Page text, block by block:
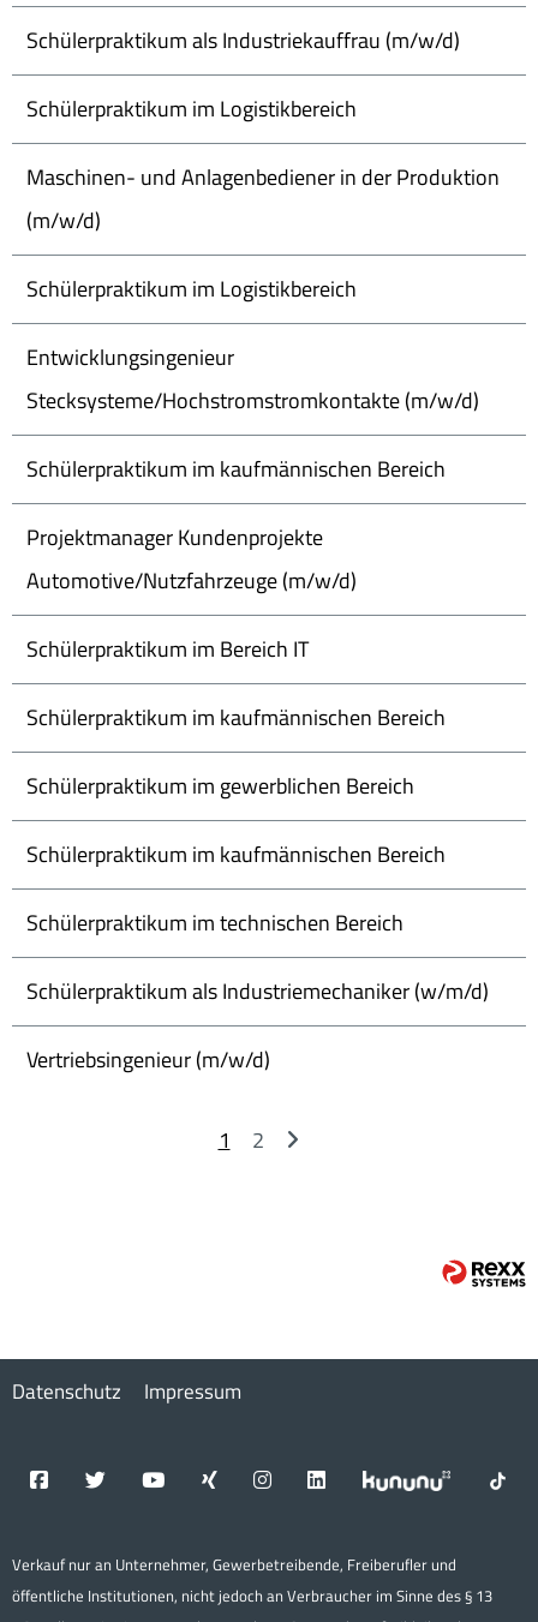
Schülerpraktikum als Industriekauffrau (m/w/d)
Schülerpraktikum im Logistikbereich
Maschinen- und Anlagenbediener in der Produktion
(m/w/d)
Schülerpraktikum im Logistikbereich
Entwicklungsingenieur
Stecksysteme/Hochstromstromkontakte (m/w/d)
Schülerpraktikum im kaufmännischen Bereich
Projektmanager Kundenprojekte
Automotive/Nutzfahrzeuge (m/w/d)
Schülerpraktikum im Bereich IT
Schülerpraktikum im kaufmännischen Bereich
Schülerpraktikum im gewerblichen Bereich
Schülerpraktikum im kaufmännischen Bereich
Schülerpraktikum im technischen Bereich
Schülerpraktikum als Industriemechaniker (w/m/d)
Vertriebsingenieur (m/w/d)
1 2
Datenschutz Impressum
Verkauf nur an Unternehmer, Gewerbetreibende, Freiberufler und
öffentliche Institutionen, nicht jedoch an Verbraucher im Sinne des § 13